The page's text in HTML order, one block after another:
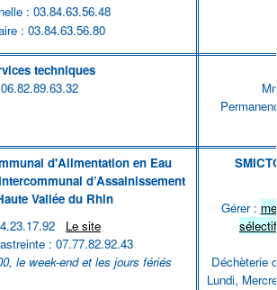
: 03.84.63.56.48
: 03.84.63.56.80
techniques
06.82.89.63.32
d'Alimentation en Eau
d’Assainissement
Vallée du Rhin
Le site
: 07.77.82.92.43
le week-end et les jours fériés
Gérer :
sélectif
Déchèterie
Lundi,